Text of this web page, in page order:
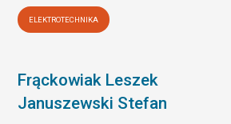
ELEKTROTECHNIKA
Frąckowiak Leszek
Januszewski Stefan